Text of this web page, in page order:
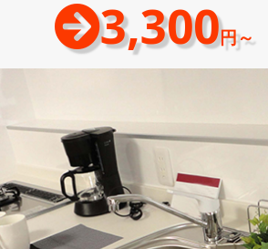
3,300円～